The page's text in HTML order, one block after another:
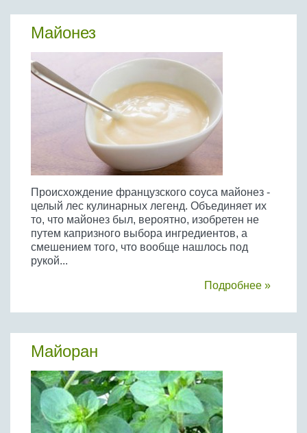
Майонез
Происхождение французского соуса майонез -
целый лес кулинарных легенд. Объединяет их
то, что майонез был, вероятно, изобретен не
путем капризного выбора ингредиентов, а
смешением того, что вообще нашлось под
рукой...
Подробнее »
Майоран